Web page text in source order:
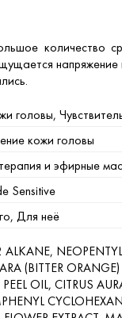
количество
головы,
кожи головы
и эфирные
Sensitive
Для неё
(BITTER
OIL, CITRUS